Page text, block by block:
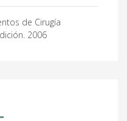
de Cirugía
2006